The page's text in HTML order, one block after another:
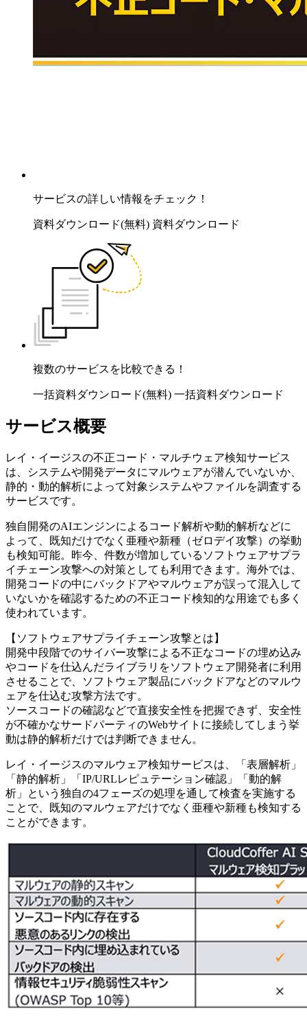
サービスの詳しい情報をチェック！
資料ダウンロード(無料) 資料ダウンロード
複数のサービスを比較できる！
一括資料ダウンロード(無料) 一括資料ダウンロード
サービス概要
レイ・イージスの不正コード・マルチウェア検知サービス
は、システムや開発データにマルウェアが潜んでいないか、
静的・動的解析によって対象システムやファイルを調査する
サービスです。
独自開発のAIエンジンによるコード解析や動的解析などに
よって、既知だけでなく亜種や新種（ゼロデイ攻撃）の挙動
も検知可能。昨今、件数が増加しているソフトウェアサプラ
イチェーン攻撃への対策としても利用できます。海外では、
開発コードの中にバックドアやマルウェアが誤って混入して
いないかを確認するための不正コード検知的な用途でも多く
使われています。
【ソフトウェアサプライチェーン攻撃とは】
開発中段階でのサイバー攻撃による不正なコードの埋め込み
やコードを仕込んだライブラリをソフトウェア開発者に利用
させることで、ソフトウェア製品にバックドアなどのマルウ
ェアを仕込む攻撃方法です。
ソースコードの確認などで直接安全性を把握できず、安全性
が不確かなサードパーティのWebサイトに接続してしまう挙
動は静的解析だけでは判断できません。
レイ・イージスのマルウェア検知サービスは、「表層解析」
「静的解析」「IP/URLレピュテーション確認」「動的解
析」という独自の4フェーズの処理を通して検査を実施する
ことで、既知のマルウェアだけでなく亜種や新種も検知する
ことができます。